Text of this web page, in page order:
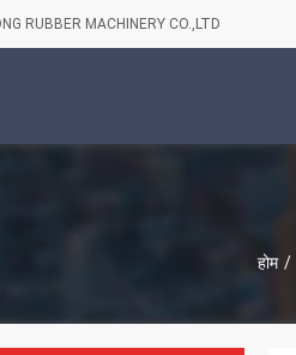
RUBBER MACHINERY CO.,LTD
होम /